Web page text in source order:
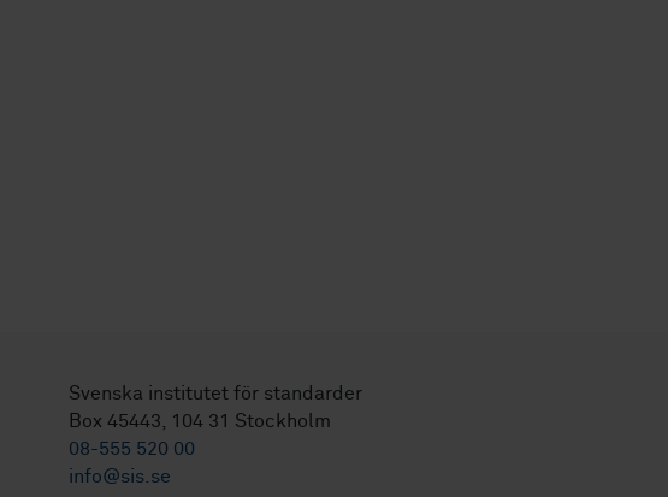
Svenska institutet för standarder
Box 45443, 104 31 Stockholm
08-555 520 00
info@sis.se